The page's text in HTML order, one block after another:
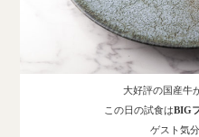
大好評の国産牛
この日の試食はBIG
ゲスト気